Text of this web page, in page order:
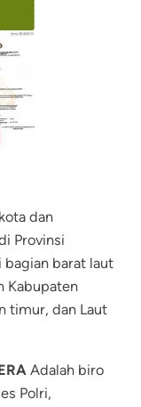
dan
Provinsi
bagian barat laut
Kabupaten
timur, dan Laut
Adalah biro
Polri,